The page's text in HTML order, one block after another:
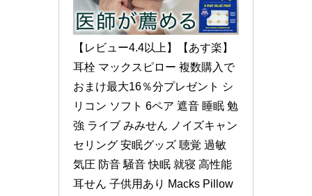
【レビュー4.4以上】【あす楽】
耳栓 マックスピロー 複数購入で
おまけ最大16％分プレゼント シ
リコン ソフト 6ペア 遮音 睡眠 勉
強 ライブ みみせん ノイズキャン
セリング 安眠グッズ 聴覚 過敏
気圧 防音 騒音 快眠 就寝 高性能
耳せん 子供用あり Macks Pillow